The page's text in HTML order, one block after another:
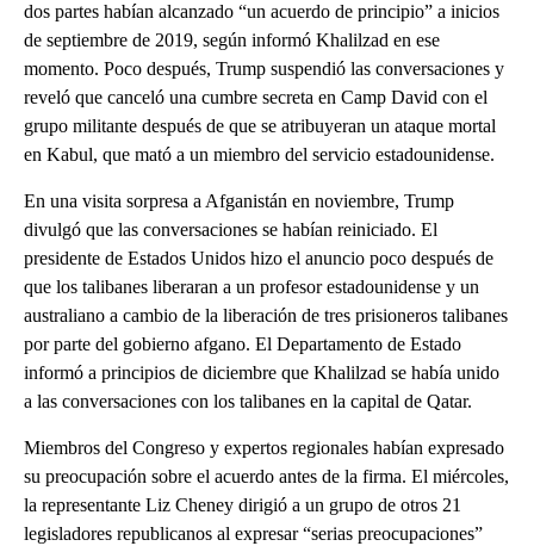
dos partes habían alcanzado “un acuerdo de principio” a inicios
de septiembre de 2019, según informó Khalilzad en ese
momento. Poco después, Trump suspendió las conversaciones y
reveló que canceló una cumbre secreta en Camp David con el
grupo militante después de que se atribuyeran un ataque mortal
en Kabul, que mató a un miembro del servicio estadounidense.
En una visita sorpresa a Afganistán en noviembre, Trump
divulgó que las conversaciones se habían reiniciado. El
presidente de Estados Unidos hizo el anuncio poco después de
que los talibanes liberaran a un profesor estadounidense y un
australiano a cambio de la liberación de tres prisioneros talibanes
por parte del gobierno afgano. El Departamento de Estado
informó a principios de diciembre que Khalilzad se había unido
a las conversaciones con los talibanes en la capital de Qatar.
Miembros del Congreso y expertos regionales habían expresado
su preocupación sobre el acuerdo antes de la firma. El miércoles,
la representante Liz Cheney dirigió a un grupo de otros 21
legisladores republicanos al expresar “serias preocupaciones”